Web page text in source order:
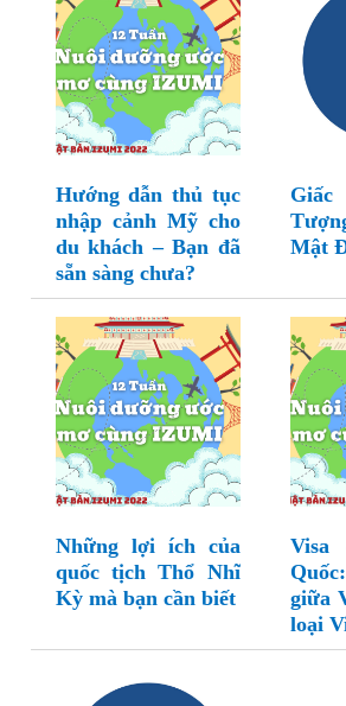
Hướng dẫn thủ tục
nhập cảnh Mỹ cho
du khách – Bạn đã
sẵn sàng chưa?
Mật
Những lợi ích của
quốc tịch Thổ Nhĩ
Kỳ mà bạn cần biết
Visa
giữa
loại